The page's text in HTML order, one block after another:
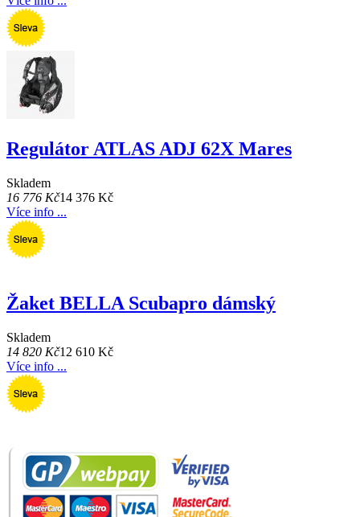
Regulátor ATLAS ADJ 62X Mares
Skladem
16 776 Kč14 376 Kč
Více info ...
Žaket BELLA Scubapro dámský
Skladem
14 820 Kč12 610 Kč
Více info ...